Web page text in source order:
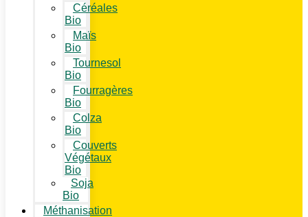
Céréales
Bio
Maïs
Bio
Tournesol
Bio
Fourragères
Bio
Colza
Bio
Couverts
Végétaux
Bio
Soja
Bio
Méthanisation